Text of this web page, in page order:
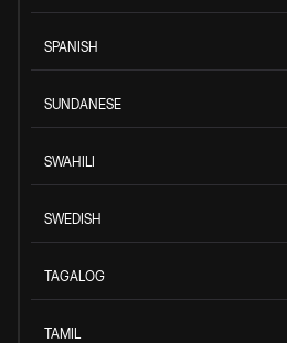
SPANISH
SUNDANESE
SWAHILI
SWEDISH
TAGALOG
TAMIL